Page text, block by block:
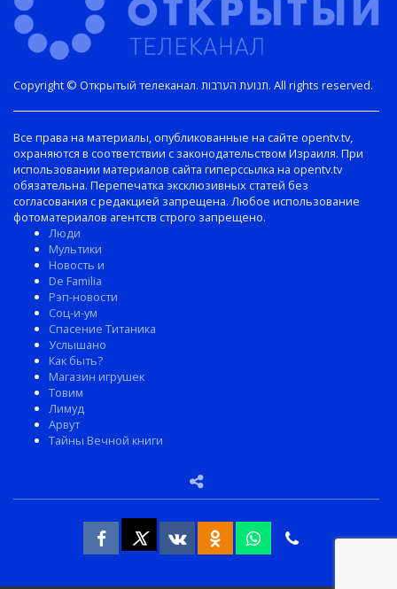
Copyright © Открытый телеканал. תנועת הערבות. All rights reserved.
Все права на материалы, опубликованные на сайте opentv.tv,
охраняются в соответствии с законодательством Израиля. При
использовании материалов сайта гиперссылка на opentv.tv
обязательна. Перепечатка эксклюзивных статей без
согласования с редакцией запрещена. Любое использование
фотоматериалов агентств строго запрещено.
Люди
Мультики
Новость и
De Familia
Рэп-новости
Соц-и-ум
Спасение Титаника
Услышано
Как быть?
Магазин игрушек
Товим
Лимуд
Арвут
Тайны Вечной книги